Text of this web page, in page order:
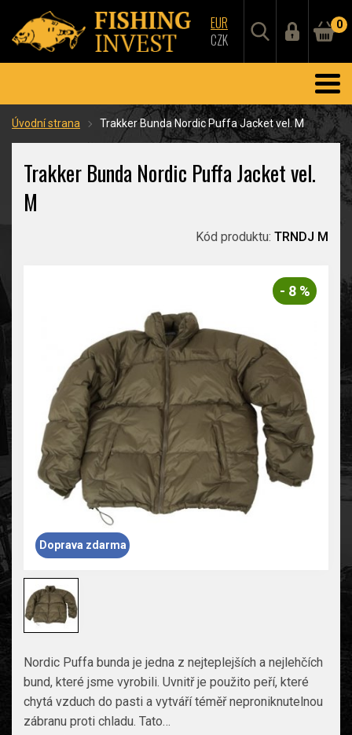
EUR
CZK
0
Úvodní strana Trakker Bunda Nordic Puffa Jacket vel. M
Trakker Bunda Nordic Puffa Jacket vel.
M
Kód produktu: TRNDJ M
- 8 %
Doprava zdarma
Nordic Puffa bunda je jedna z nejteplejších a nejlehčích
bund, které jsme vyrobili. Uvnitř je použito peří, které
chytá vzduch do pasti a vytváří téměř neproniknutelnou
zábranu proti chladu. Tato…